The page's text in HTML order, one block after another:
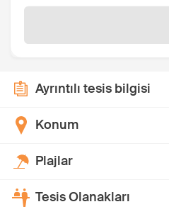
Ayrıntılı tesis bilgisi
Konum
Plajlar
Tesis Olanakları